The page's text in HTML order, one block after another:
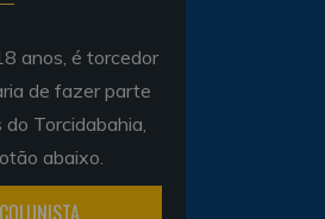
anos, é torcedor
de fazer parte
Torcidabahia,
abaixo.